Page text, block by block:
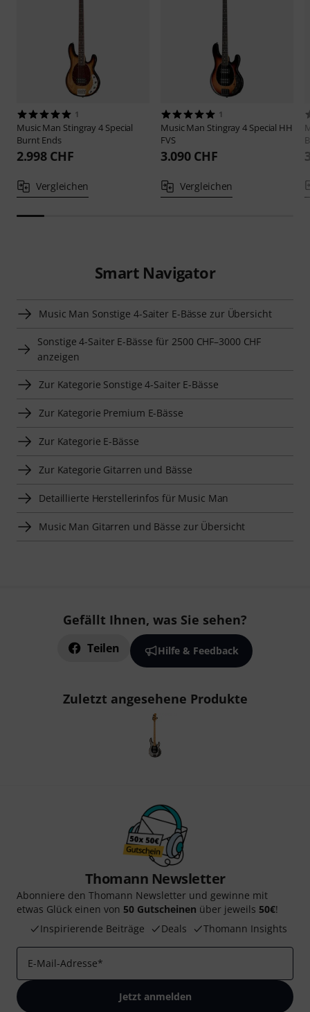
1
Music Man Stingray 4 Special
Burnt Ends
2.998 CHF
Vergleichen
1
Music Man Stingray 4 Special HH
FVS
3.090 CHF
Vergleichen
Smart Navigator
Music Man Sonstige 4-Saiter E-Bässe zur Übersicht
Sonstige 4-Saiter E-Bässe für 2500 CHF–3000 CHF
anzeigen
Zur Kategorie Sonstige 4-Saiter E-Bässe
Zur Kategorie Premium E-Bässe
Zur Kategorie E-Bässe
Zur Kategorie Gitarren und Bässe
Detaillierte Herstellerinfos für Music Man
Music Man Gitarren und Bässe zur Übersicht
Gefällt Ihnen, was Sie sehen?
Teilen Hilfe & Feedback
Zuletzt angesehene Produkte
Thomann Newsletter
Abonniere den Thomann Newsletter und gewinne mit
etwas Glück einen von 50 Gutscheinen über jeweils 50€!
Inspirierende Beiträge
Deals Thomann Insights
E-Mail-Adresse*
Jetzt anmelden